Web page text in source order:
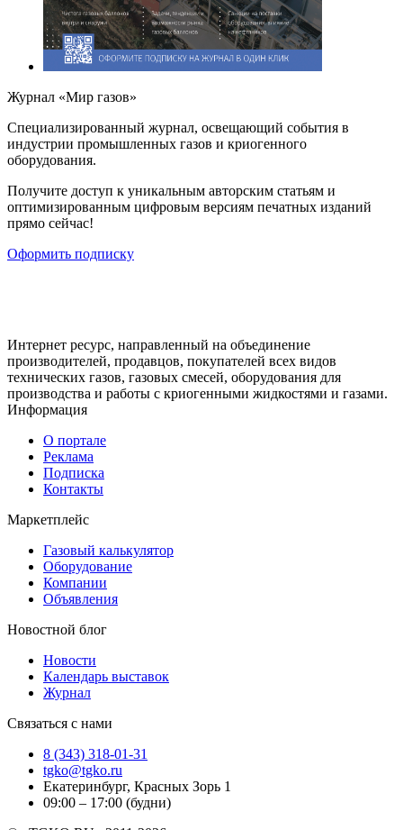
Журнал «Мир газов»
Cпециализированный журнал, освещающий события в
индустрии промышленных газов и криогенного
оборудования.
Получите доступ к уникальным авторским статьям и
оптимизированным цифровым версиям печатных изданий
прямо сейчас!
Оформить подписку
Интернет ресурс, направленный на объединение
производителей, продавцов, покупателей всех видов
технических газов, газовых смесей, оборудования для
производства и работы с криогенными жидкостями и газами.
Информация
О портале
Реклама
Подписка
Контакты
Маркетплейс
Газовый калькулятор
Оборудование
Компании
Объявления
Новостной блог
Новости
Календарь выставок
Журнал
Связаться с нами
8 (343) 318-01-31
tgko@tgko.ru
Екатеринбург, Красных Зорь 1
09:00 – 17:00 (будни)